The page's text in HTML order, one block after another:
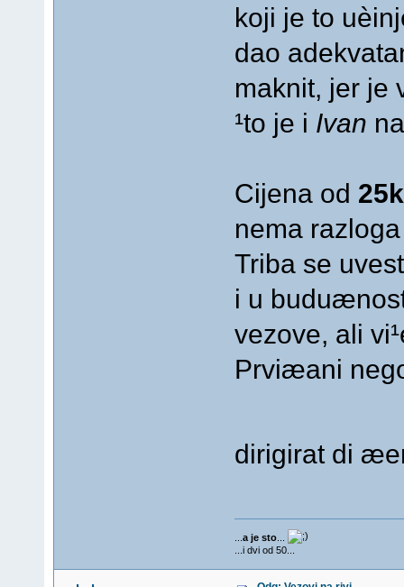
koji je to
dao
maknit, jer je
¹to je i Ivan
Cijena od
nema
Triba se
i u
vezove, ali
Prviæani
dirigirat di
a je sto...
...i dvi od 50...